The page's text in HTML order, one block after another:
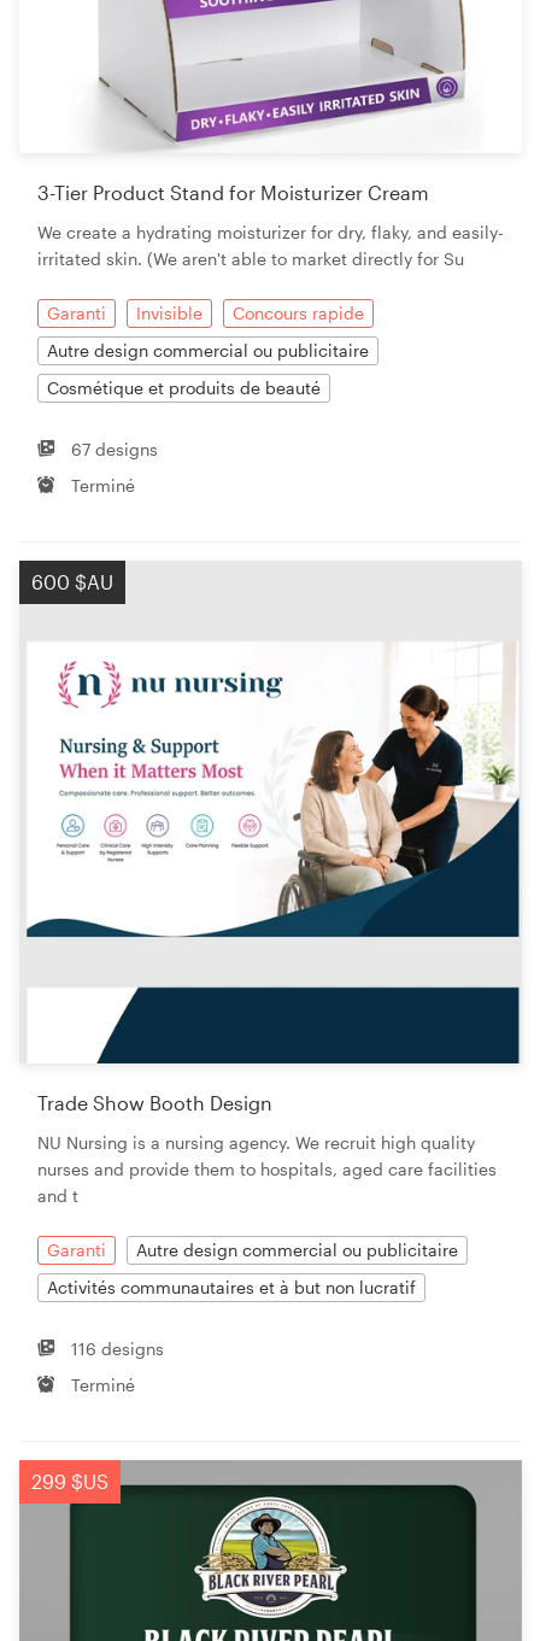
3-Tier Product Stand for Moisturizer Cream
We create a hydrating moisturizer for dry, flaky, and easily-
irritated skin. (We aren't able to market directly for Su
Garanti Invisible
Concours rapide
Autre design commercial ou publicitaire
Cosmétique et produits de beauté
67 designs
Terminé
600 $AU
Trade Show Booth Design
NU Nursing is a nursing agency. We recruit high quality
nurses and provide them to hospitals, aged care facilities
and t
Garanti
Autre design commercial ou publicitaire
Activités communautaires et à but non lucratif
116 designs
Terminé
299 $US